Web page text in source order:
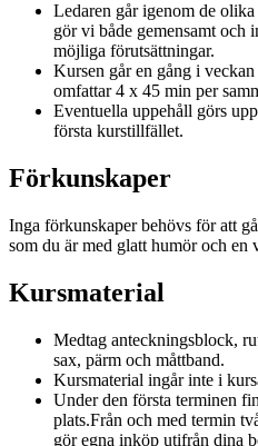
Ledaren går igenom de
gör vi både gemensamt och
möjliga förutsättningar.
Kursen går en gång i
omfattar 4 x 45 min per
Eventuella uppehåll görs
första kurstillfället.
Förkunskaper
Inga förkunskaper behövs för att
som du är med glatt humör och en
Kursmaterial
Medtag anteckningsblock,
sax, pärm och måttband.
Kursmaterial ingår inte i
Under den första terminen
plats.Från och med termin
gör egna inköp utifrån dina